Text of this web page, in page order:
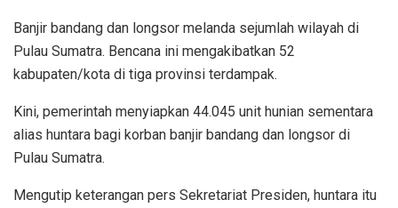
Banjir bandang dan longsor melanda sejumlah wilayah di
Pulau Sumatra. Bencana ini mengakibatkan 52
kabupaten/kota di tiga provinsi terdampak.
Kini, pemerintah menyiapkan 44.045 unit hunian sementara
alias huntara bagi korban banjir bandang dan longsor di
Pulau Sumatra.
Mengutip keterangan pers Sekretariat Presiden, huntara itu